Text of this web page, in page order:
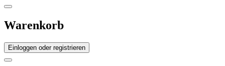
Warenkorb
Einloggen oder registrieren